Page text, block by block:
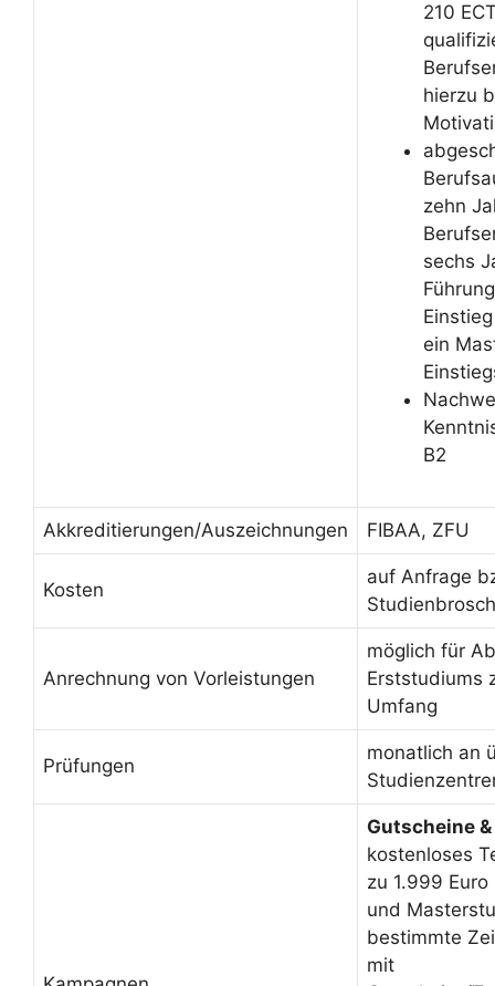
210
hierzu
zehn
sechs
ein
B2
Akkreditierungen/Auszeichnungen FIBAA, ZFU
Kosten
auf Anfrage
Anrechnung von Vorleistungen
möglich für
Erststudiums
Umfang
Prüfungen
monatlich an
Gutscheine
kostenloses
zu 1.999
und
bestimmte
mit